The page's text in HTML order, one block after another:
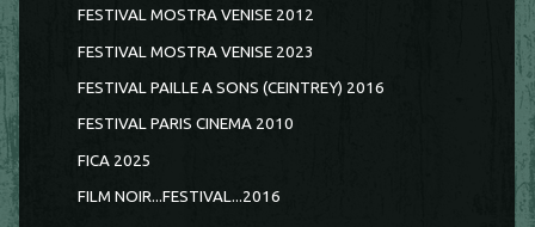
FESTIVAL MOSTRA VENISE 2012
FESTIVAL MOSTRA VENISE 2023
FESTIVAL PAILLE A SONS (CEINTREY) 2016
FESTIVAL PARIS CINEMA 2010
FICA 2025
FILM NOIR...FESTIVAL...2016